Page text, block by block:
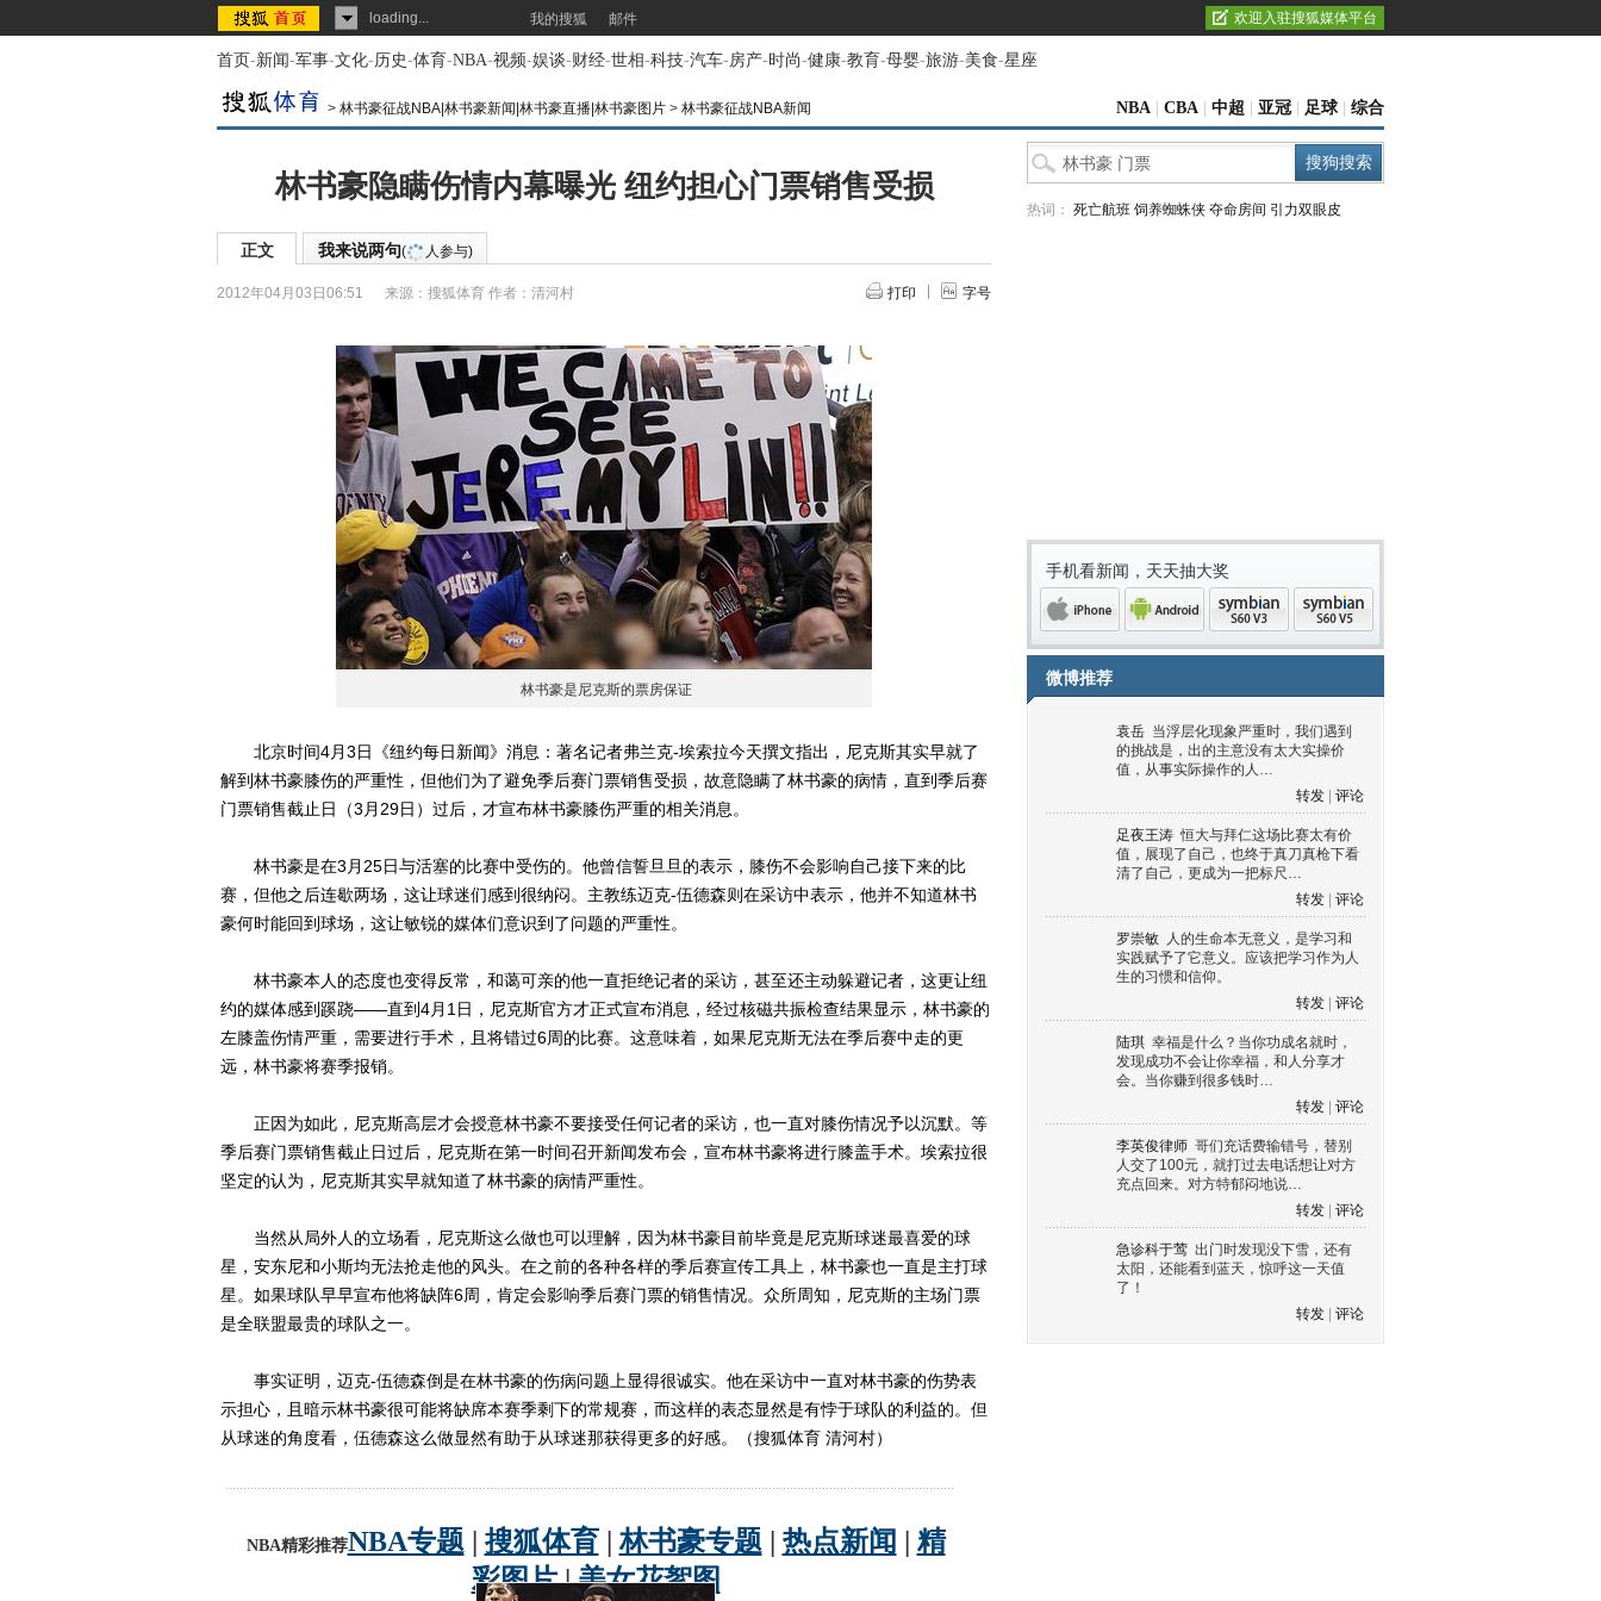
loading... 我的搜狐 邮件 欢迎入驻搜狐媒体平台
首页-新闻-军事-文化-历史-体育-NBA-视频-娱谈-财经-世相-科技-汽车-房产-时尚-健康-教育-母婴-旅游-美食-星座
> 林书豪征战NBA|林书豪新闻|林书豪直播|林书豪图片 > 林书豪征战NBA新闻 NBA CBA 中超 亚冠 足球 综合
林书豪隐瞒伤情内幕曝光 纽约担心门票销售受损
正文 我来说两句( 人参与)
2012年04月03日06:51 来源： 搜狐体育 作者：清河村 打印 字号
林书豪是尼克斯的票房保证
北京时间4月3日《纽约每日新闻》消息：著名记者弗兰克-埃索拉今天撰文指出，尼克斯其实早就了
解到林书豪膝伤的严重性，但他们为了避免季后赛门票销售受损，故意隐瞒了林书豪的病情，直到季后赛
门票销售截止日（3月29日）过后，才宣布林书豪膝伤严重的相关消息。
林书豪是在3月25日与活塞的比赛中受伤的。他曾信誓旦旦的表示，膝伤不会影响自己接下来的比
赛，但他之后连歇两场，这让球迷们感到很纳闷。主教练迈克-伍德森则在采访中表示，他并不知道林书
豪何时能回到球场，这让敏锐的媒体们意识到了问题的严重性。
林书豪本人的态度也变得反常，和蔼可亲的他一直拒绝记者的采访，甚至还主动躲避记者，这更让纽
约的媒体感到蹊跷——直到4月1日，尼克斯官方才正式宣布消息，经过核磁共振检查结果显示，林书豪的
左膝盖伤情严重，需要进行手术，且将错过6周的比赛。这意味着，如果尼克斯无法在季后赛中走的更
远，林书豪将赛季报销。
正因为如此，尼克斯高层才会授意林书豪不要接受任何记者的采访，也一直对膝伤情况予以沉默。等
季后赛门票销售截止日过后，尼克斯在第一时间召开新闻发布会，宣布林书豪将进行膝盖手术。埃索拉很
坚定的认为，尼克斯其实早就知道了林书豪的病情严重性。
当然从局外人的立场看，尼克斯这么做也可以理解，因为林书豪目前毕竟是尼克斯球迷最喜爱的球
星，安东尼和小斯均无法抢走他的风头。在之前的各种各样的季后赛宣传工具上，林书豪也一直是主打球
星。如果球队早早宣布他将缺阵6周，肯定会影响季后赛门票的销售情况。众所周知，尼克斯的主场门票
是全联盟最贵的球队之一。
事实证明，迈克-伍德森倒是在林书豪的伤病问题上显得很诚实。他在采访中一直对林书豪的伤势表
示担心，且暗示林书豪很可能将缺席本赛季剩下的常规赛，而这样的表态显然是有悖于球队的利益的。但
从球迷的角度看，伍德森这么做显然有助于从球迷那获得更多的好感。（搜狐体育 清河村）
热词： 死亡航班 饲养蜘蛛侠 夺命房间 引力双眼皮
手机看新闻，天天抽大奖
Android symbian
微博推荐
袁岳 当浮层化现象严重时，我们遇到
的挑战是，出的主意没有太大实操价
值，从事实际操作的人…
转发
评论
足夜王涛 恒大与拜仁这场比赛太有价
值，展现了自己，也终于真刀真枪下看
清了自己，更成为一把标尺…
转发
评论
罗崇敏 人的生命本无意义，是学习和
实践赋予了它意义。应该把学习作为人
生的习惯和信仰。
转发
评论
陆琪 幸福是什么？当你功成名就时，
发现成功不会让你幸福，和人分享才
会。当你赚到很多钱时…
转发
评论
李英俊律师 哥们充话费输错号，替别
人交了100元，就打过去电话想让对方
充点回来。对方特郁闷地说…
转发
评论
急诊科于莺 出门时发现没下雪，还有
太阳，还能看到蓝天，惊呼这一天值
了！
转发
评论